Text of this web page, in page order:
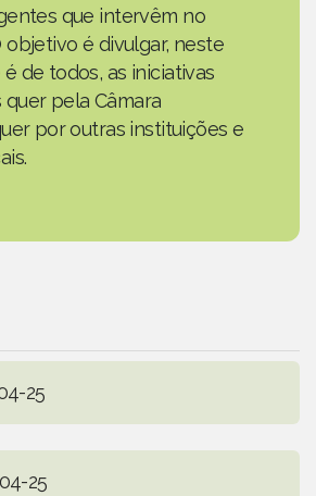
que intervêm no
objetivo é divulgar, neste
de todos, as iniciativas
pela Câmara
por outras instituições e
25
25